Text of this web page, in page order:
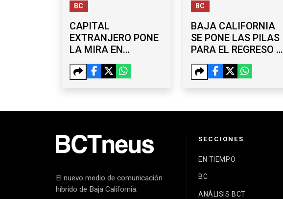
BC
CAPITAL
EXTRANJERO PONE
LA MIRA EN
TIJUANA: 270.2 MDD
EN EXPANSIÓN
BC
BAJA CALIFORNIA
SE PONE LAS PILAS
PARA EL REGRESO A
CLASES
El nuevo medio de comunicación
híbrido de Baja California.
SECCIONES
EN TIEMPO
BC
ANÁLISIS BCT